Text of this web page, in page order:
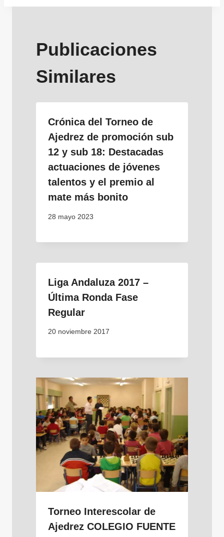
Publicaciones
Similares
Crónica del Torneo de
Ajedrez de promoción sub
12 y sub 18: Destacadas
actuaciones de jóvenes
talentos y el premio al
mate más bonito
28 mayo 2023
Liga Andaluza 2017 –
Última Ronda Fase
Regular
20 noviembre 2017
Torneo Interescolar de
Ajedrez COLEGIO FUENTE